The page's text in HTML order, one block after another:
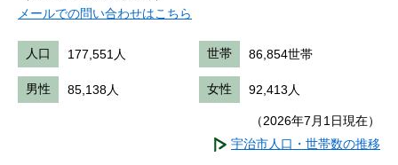
メールでの問い合わせはこちら
人口 177,551人 世帯 86,854世帯
男性 85,138人 女性 92,413人
（2026年7月1日現在）
宇治市人口・世帯数の推移